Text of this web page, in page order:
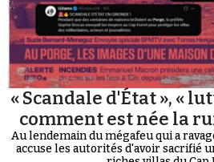
« Scandale d'État », «
comment est née la
Au lendemain du mégafeu qui a
accuse les autorités d'avoir sacrifié